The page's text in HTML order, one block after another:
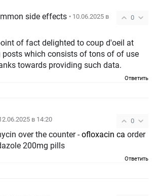
0
side effects • 10.06.2025 в
of fact delighted to coup d'oeil at
posts which consists of tons of of use
towards providing such data.
Ответить
0
в 14:20
over the counter -ofloxacin ca order
200mg pills
Ответить